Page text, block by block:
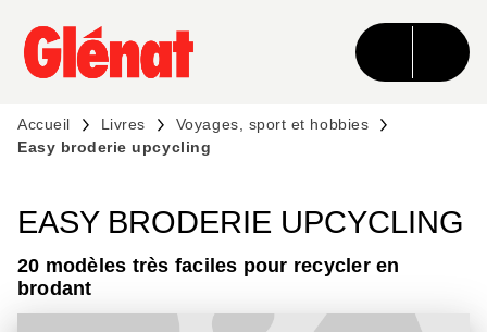
MENU RECHERCHE CONTENU
PIED DE PAGE
Accueil Livres
Voyages, sport et hobbies
Easy broderie upcycling
EASY BRODERIE UPCYCLING
20 modèles très faciles pour recycler en
brodant